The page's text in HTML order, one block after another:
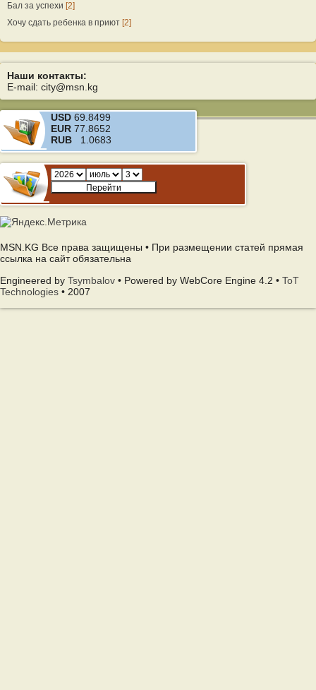
Бал за успехи [2]
Хочу сдать ребенка в приют [2]
Наши контакты:
E-mail: city@msn.kg
USD 69.8499
EUR 77.8652
RUB 1.0683
MSN.KG Все права защищены • При размещении статей прямая
ссылка на сайт обязательна
Engineered by Tsymbalov • Powered by WebCore Engine 4.2 • ToT
Technologies • 2007